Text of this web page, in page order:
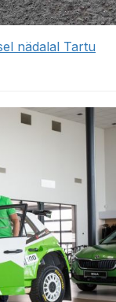
nädalal Tartu